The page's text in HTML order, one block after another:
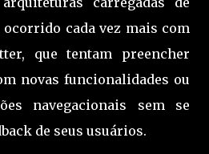
cada vez mais com
que tentam preencher
novas funcionalidades ou
navegacionais sem se
de seus usuários.